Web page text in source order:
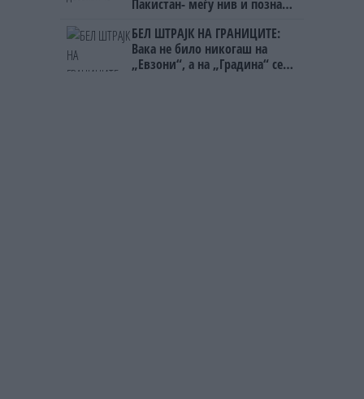
Пакистан- меѓу нив и познат
БЕЛ ШТРАЈК НА ГРАНИЦИТЕ:
Вака не било никогаш на
„Евзони“, а на „Градина“ се